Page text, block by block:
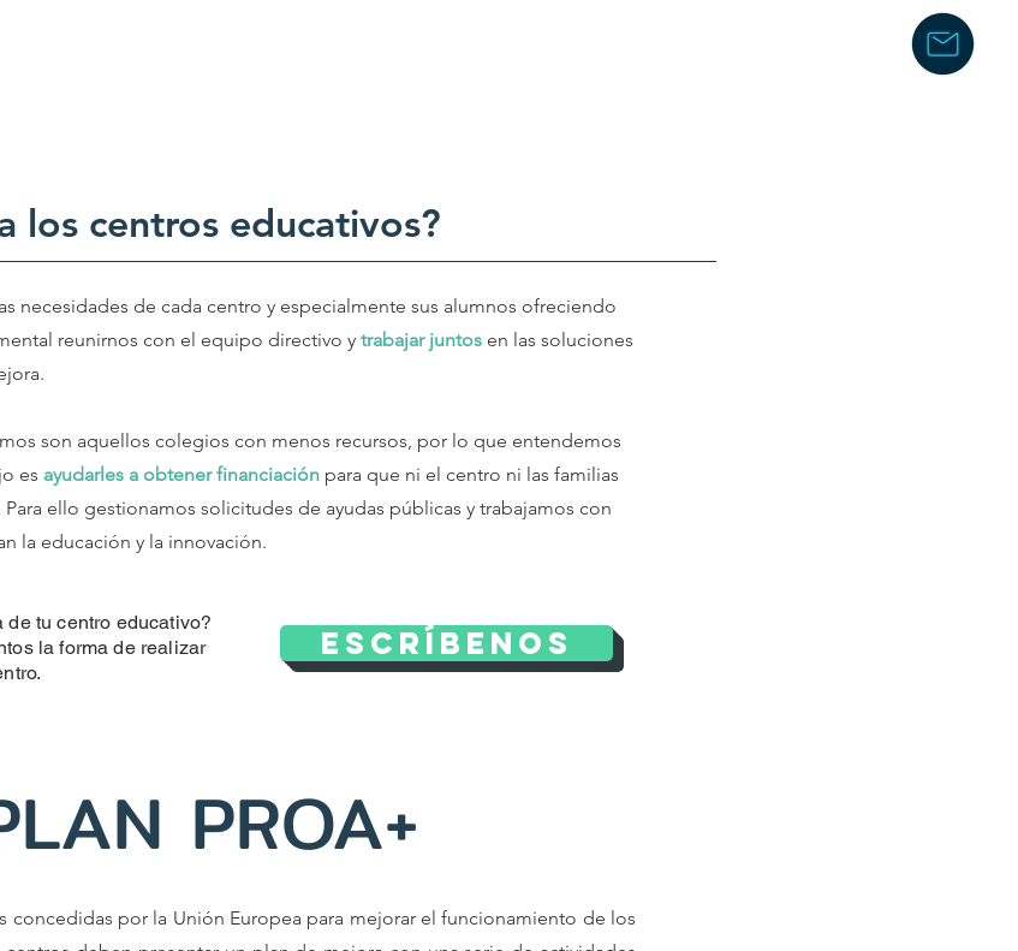
los centros educativos?
necesidades de cada centro y especialmente sus alumnos ofreciendo
reunirnos con el equipo directivo y trabajar juntos en las soluciones
son aquellos colegios con menos recursos, por lo que entendemos
es ayudarles a obtener financiación para que ni el centro ni las familias
ello gestionamos solicitudes de ayudas públicas y trabajamos con
la educación y la innovación.
tu centro educativo?
la forma de realizar
Escríbenos
PROA+
concedidas por la Unión Europea para mejorar el funcionamiento de los